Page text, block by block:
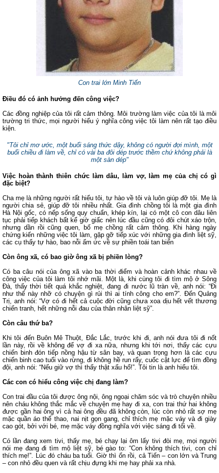
Con trai lớn Minh Tiến
Điều đó có ảnh hưởng đến công việc?
Các đồng nghiệp của tôi rất cảm thông. Môi trường làm việc của tôi là môi
trường tri thức, mọi người hiểu ý nghĩa công việc tôi làm nên rất tạo điều
kiện.
"Tôi chỉ mơ ước, một buổi sáng thức dậy, không có người đợi mình, một
buổi chiều đi làm về, chỉ có vài ba đôi dép trước thềm chứ không phải là
một sàn dép"
Việc hoàn thành thiên chức làm dâu, làm vợ, làm mẹ của chị có gì
đặc biệt?
Cha mẹ là những người rất hiểu tôi, tự hào về tôi và luôn giúp đỡ tôi. Mẹ là
người chia sẻ, giúp đỡ tôi nhiều nhất. Gia đình chồng tôi là một gia đình
Hà Nội gốc, có nếp sống quy chuẩn, khép kín, lại có một cô con dâu liên
tục phải tiếp khách bất kể giờ giấc nên lúc đầu cũng có đôi chút xáo trộn,
nhưng dần rồi cũng quen, bố mẹ chồng rất cảm thông. Khi hàng ngày
chứng kiến những việc tôi làm, gặp gỡ tiếp xúc với những gia đình liệt sỹ,
các cụ thấy tự hào, bao nỗi ấm ức về sự phiền toái tan biến
Còn ông xã, có bao giờ ông xã bị phiền lòng?
Có ba câu nói của ông xã vào ba thời điểm và hoàn cảnh khác nhau về
công việc của tôi làm tôi nhớ mãi. Một là, khi cùng tôi đi tìm mộ ở Sông
Đà, thấy thời tiết quá khắc nghiệt, đang đi nước lũ tràn về, anh nói: “Đi
như thế này nhỡ có chuyện gì rủi thì ai tính công cho em?”. Đến Quảng
Trị, anh nói: “Vợ có đi hết cả cuộc đời cũng chưa xoa dịu hết vết thương
chiến tranh, hết những nỗi đau của thân nhân liệt sỹ”.
Còn câu thứ ba?
Khi tôi đến Buôn Mê Thuột, Đắc Lắc, trước khi đi, anh nói đưa tôi đi nốt
lần này, rồi về không để vợ đi xa nữa, nhưng khi tới nơi, thấy các cựu
chiến binh đón tiếp nồng hậu từ sân bay, và quan trọng hơn là các cựu
chiến binh cao tuổi vào rừng, đi không hề run rẩy, cuốc cật lực để tìm đồng
đội, anh nói: “Nếu giữ vợ thì thấy thật xấu hổ!”. Tôi tin là anh hiểu tôi.
Các con có hiểu công việc chị đang làm?
Con trai đầu của tôi được ông nội, ông ngoại chăm sóc và trò chuyện nhiều
nên cháu không thắc mắc về chuyện mẹ hay đi xa, con trai thứ hai không
được gần hai ông vì cả hai ông đều đã không còn, lúc còn nhỏ rất sợ mẹ
mặc quần áo thể thao, nai nịt gọn gang, chỉ thích mẹ mặc váy và đi giày
cao gót, bởi với bé, mẹ mặc váy đồng nghĩa với việc sáng đi tối về.
Có lần đang xem tivi, thấy mẹ, bé chạy lại ôm lấy tivi đòi mẹ, mọi người
nói mẹ đang đi tìm mộ liệt sỹ, bé gào to: “Con không thích tivi, con chỉ
thích mẹ!”. Lúc đó cháu ba tuổi. Giờ thì ổn rồi, cả Tiến – con lớn và Trung
– con nhỏ đều quen và rất chịu đựng khi mẹ hay phải xa nhà.